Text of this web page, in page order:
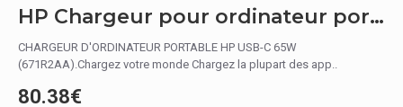
HP Chargeur pour ordinateur portable USB-C 65 W
CHARGEUR D'ORDINATEUR PORTABLE HP USB-C 65W
(671R2AA).Chargez votre monde Chargez la plupart des app..
80.38€